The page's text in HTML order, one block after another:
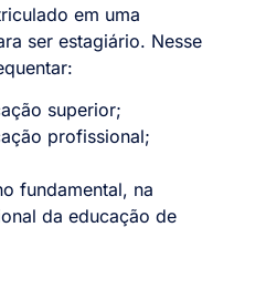
em uma
ser estagiário. Nesse
superior;
profissional;
fundamental, na
da educação de